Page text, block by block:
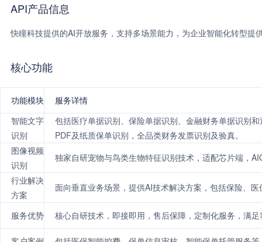
API产品信息
快瞳科技提供的AI开放服务，支持多场景能力，为企业智能化转型提
核心功能
功能模块
服务详情
智能文字
识别
包括医疗单据识别、保险单据识别、金融财务单据识别
PDF及纸质保单识别，全品类财务发票识别及验真。
图像视频
识别
独家自研宠物与鸟类生物特征识别技术，适配芯片端，
行业解决
方案
面向垂直业务场景，提供AI技术解决方案，包括保险、
服务优势 核心自研技术，即接即用，售后保障，定制化服务，满